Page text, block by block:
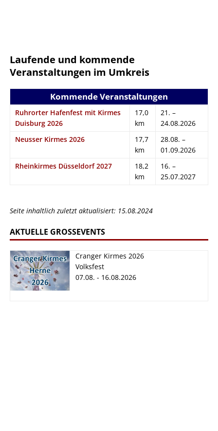
Laufende und kommende
Veranstaltungen im Umkreis
Kommende Veranstaltungen
Ruhrorter Hafenfest mit Kirmes
Duisburg 2026
17,0
km
21. –
24.08.2026
Neusser Kirmes 2026
17,7
km
28.08. –
01.09.2026
Rheinkirmes Düsseldorf 2027
18,2
km
16. –
25.07.2027
Seite inhaltlich zuletzt aktualisiert: 15.08.2024
AKTUELLE GROSSEVENTS
Cranger Kirmes 2026
Volksfest
07.08. - 16.08.2026